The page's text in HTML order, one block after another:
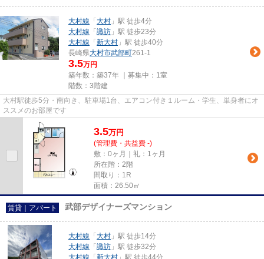
大村線 「 大村 」駅 徒歩4分
大村線 「 諏訪 」駅 徒歩23分
大村線 「 新大村 」駅 徒歩40分
長崎県大村市武部町261-1
3.5万円
築年数：築37年 ｜募集中： 1室
階数：3階建
大村駅徒歩5分・南向き、駐車場1台、エアコン付き１ルーム・学生、単身者にオ
ススメのお部屋です
3.5万円
(管理費・共益費 -)
敷：0ヶ月｜礼：1ヶ月
所在階：2階
間取り：1R
面積：26.50㎡
賃貸｜アパート 武部デザイナーズマンション
大村線 「 大村 」駅 徒歩14分
大村線 「 諏訪 」駅 徒歩32分
大村線 「 新大村 」駅 徒歩44分